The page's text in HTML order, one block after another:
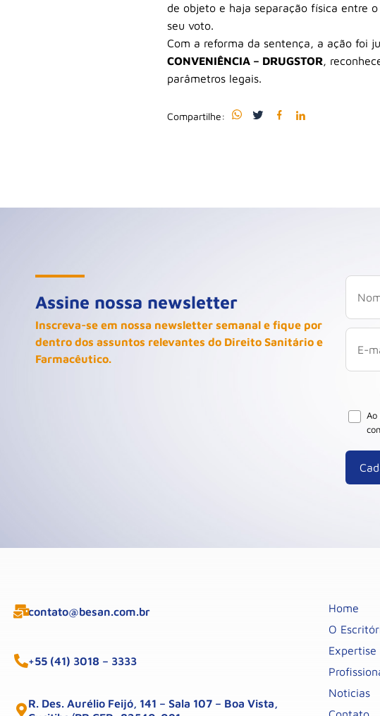
de objeto e haja separação física entre
seu voto.
Com a reforma da sentença, a ação foi
CONVENIÊNCIA – DRUGSTOR,
parâmetros legais.
Compartilhe:
Assine nossa newsletter
Inscreva-se em nossa newsletter semanal e fique por
dentro dos assuntos relevantes do Direito Sanitário e
Farmacêutico.
Ao
contato@besan.com.br
+55 (41) 3018 – 3333
R. Des. Aurélio Feijó, 141 – Sala 107 – Boa Vista,
Home
O
Expertise
Noticias